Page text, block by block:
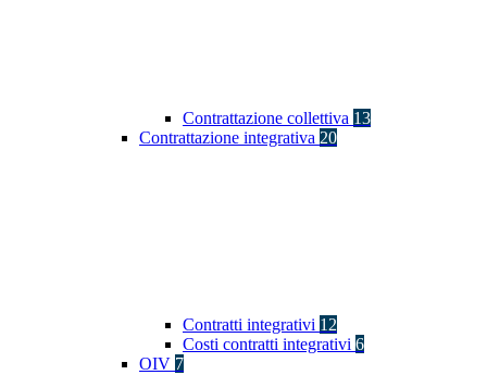
Contrattazione collettiva 13
Contrattazione integrativa 20
Contratti integrativi 12
Costi contratti integrativi 6
OIV 7